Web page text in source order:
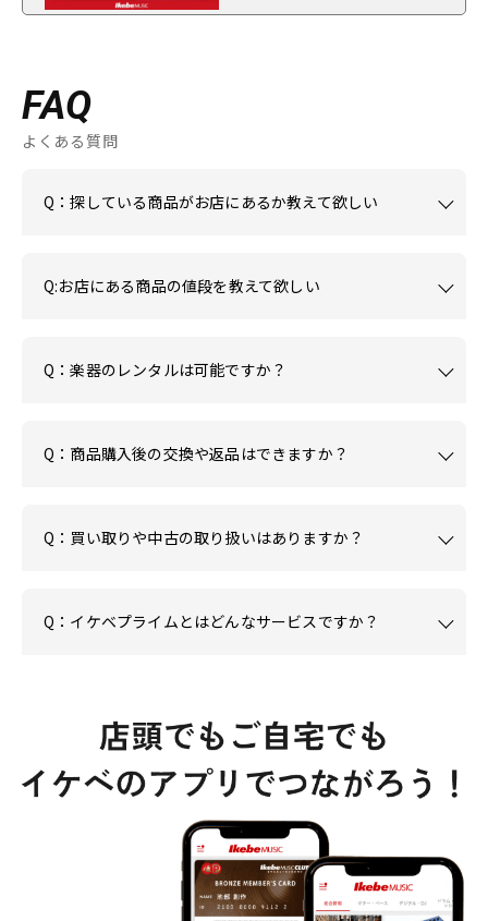
FAQ
よくある質問
Q：探している商品がお店にあるか教えて欲しい
Q:お店にある商品の値段を教えて欲しい
Q：楽器のレンタルは可能ですか？
Q：商品購入後の交換や返品はできますか？
Q：買い取りや中古の取り扱いはありますか？
Q：イケベプライムとはどんなサービスですか？